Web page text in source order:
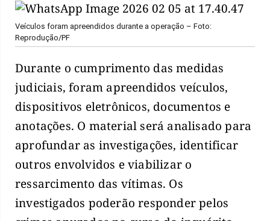
Veículos foram apreendidos durante a operação – Foto:
Reprodução/PF
Durante o cumprimento das medidas
judiciais, foram apreendidos veículos,
dispositivos eletrônicos, documentos e
anotações. O material será analisado para
aprofundar as investigações, identificar
outros envolvidos e viabilizar o
ressarcimento das vítimas. Os
investigados poderão responder pelos